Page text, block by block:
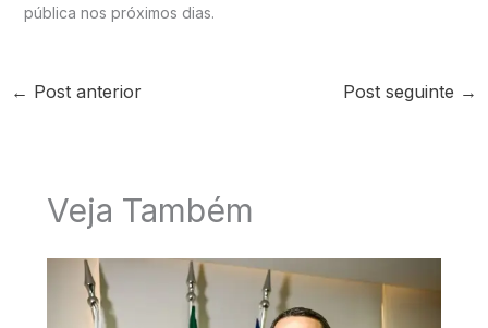
pública nos próximos dias.
← Post anterior Post seguinte →
Veja Também